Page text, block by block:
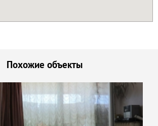
Похожие объекты